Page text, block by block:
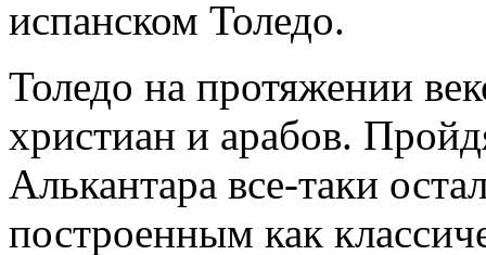
испанском Толедо.
Толедо на протяжении
христиан и арабов.
Алькантара все-таки
построенным как